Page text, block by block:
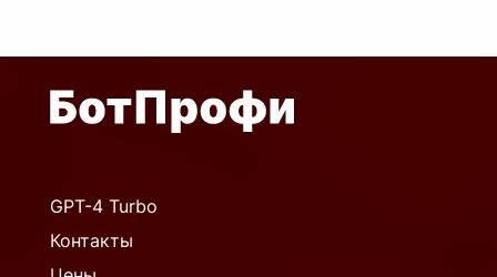
GPT-4 Turbo
Контакты